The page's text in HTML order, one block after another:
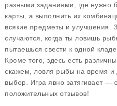
разными заданиями, где нужно
карты, а выполнить их
всякие предметы и улучшения.
случаются, когда ты ловишь
пытаешься свести к одной
Кроме того, здесь есть
скажем, ловля рыбы на время и
выбор. Игра явно затягивает —
положительных отзывов!